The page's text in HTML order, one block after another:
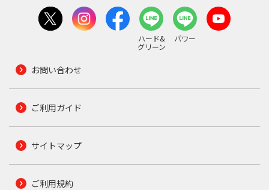
ハード&
グリーン
パワー
お問い合わせ
ご利用ガイド
サイトマップ
ご利用規約